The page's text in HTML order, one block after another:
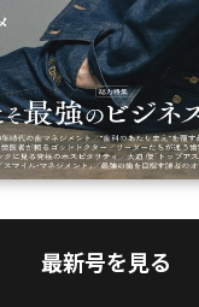
最新号を見る